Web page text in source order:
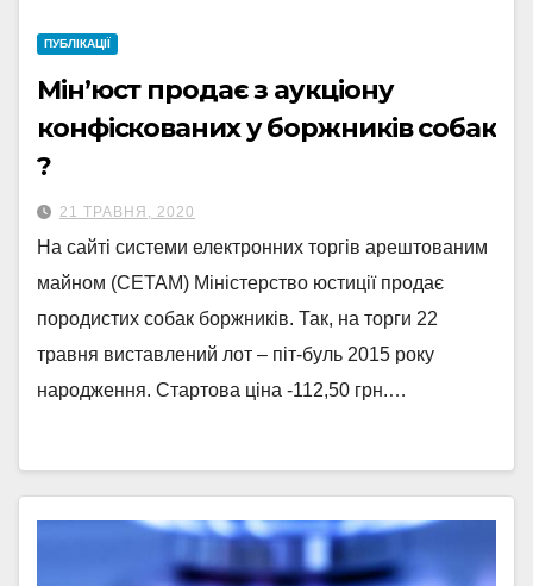
ПУБЛІКАЦІЇ
Мін’юст продає з аукціону
конфіскованих у боржників собак
?
21 ТРАВНЯ, 2020
На сайті системи електронних торгів арештованим
майном (СЕТАМ) Міністерство юстиції продає
породистих собак боржників. Так, на торги 22
травня виставлений лот – піт-буль 2015 року
народження. Стартова ціна -112,50 грн.…